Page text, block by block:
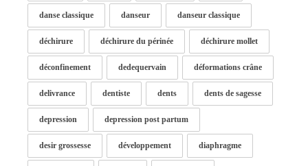
danse classique danseur danseur classique
déchirure déchirure du périnée déchirure mollet
déconfinement dedequervain déformations crâne
delivrance dentiste dents dents de sagesse
depression depression post partum
desir grossesse développement diaphragme